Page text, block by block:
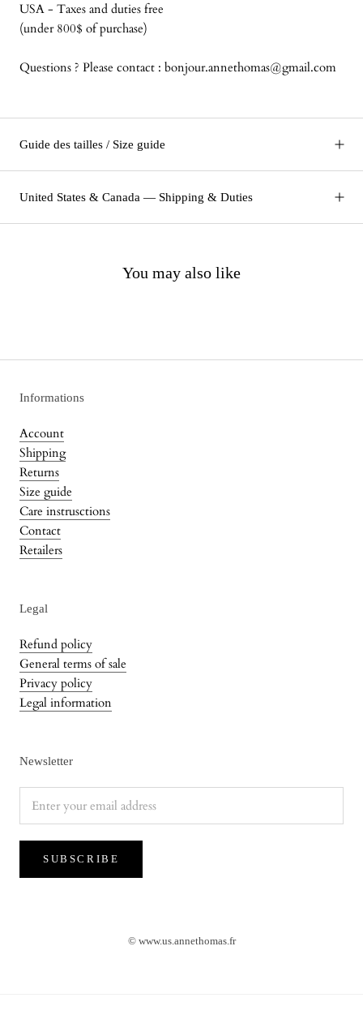
USA - Taxes and duties free
(under 800$ of purchase)
Questions ? Please contact : bonjour.annethomas@gmail.com
Guide des tailles / Size guide
United States & Canada — Shipping & Duties
You may also like
Informations
Account
Shipping
Returns
Size guide
Care instrusctions
Contact
Retailers
Legal
Refund policy
General terms of sale
Privacy policy
Legal information
Newsletter
SUBSCRIBE
© www.us.annethomas.fr